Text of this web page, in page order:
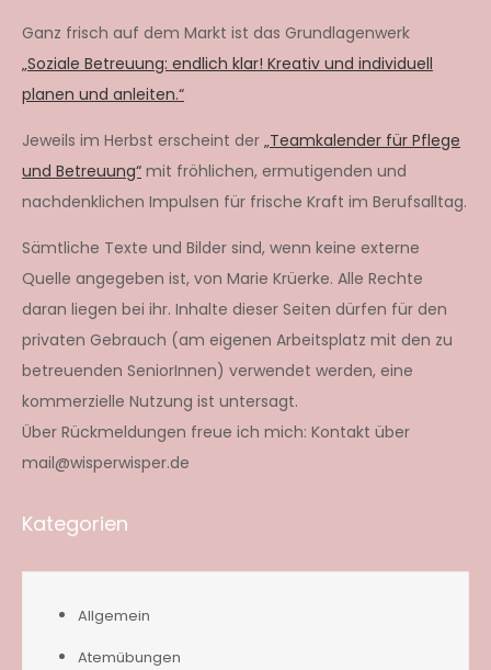
Ganz frisch auf dem Markt ist das Grundlagenwerk
„Soziale Betreuung: endlich klar! Kreativ und individuell
planen und anleiten.“
Jeweils im Herbst erscheint der „Teamkalender für Pflege
und Betreuung“ mit fröhlichen, ermutigenden und
nachdenklichen Impulsen für frische Kraft im Berufsalltag.
Sämtliche Texte und Bilder sind, wenn keine externe
Quelle angegeben ist, von Marie Krüerke. Alle Rechte
daran liegen bei ihr. Inhalte dieser Seiten dürfen für den
privaten Gebrauch (am eigenen Arbeitsplatz mit den zu
betreuenden SeniorInnen) verwendet werden, eine
kommerzielle Nutzung ist untersagt.
Über Rückmeldungen freue ich mich: Kontakt über
mail@wisperwisper.de
Kategorien
Allgemein
Atemübungen